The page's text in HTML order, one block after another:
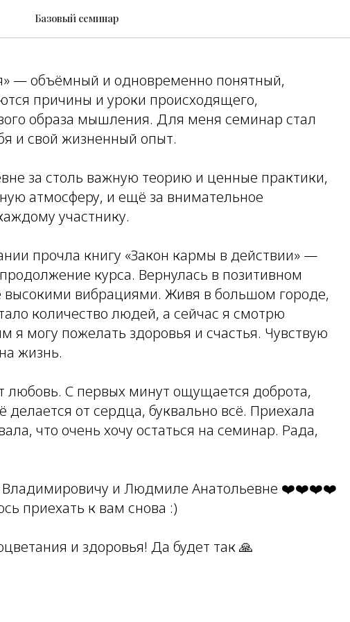
Базовый семинар
— объёмный и одновременно понятный,
причины и уроки происходящего,
образа мышления. Для меня семинар стал
и свой жизненный опыт.
за столь важную теорию и ценные практики,
атмосферу, и ещё за внимательное
участнику.
прочла книгу «Закон кармы в действии» —
курса. Вернулась в позитивном
высокими вибрациями. Живя в большом городе,
количество людей, а сейчас я смотрю
могу пожелать здоровья и счастья. Чувствую
жизнь.
любовь. С первых минут ощущается доброта,
делается от сердца, буквально всё. Приехала
что очень хочу остаться на семинар. Рада,
Владимировичу и Людмиле Анатольевне ❤️❤️❤️❤️
приехать к вам снова :)
и здоровья! Да будет так 🙏